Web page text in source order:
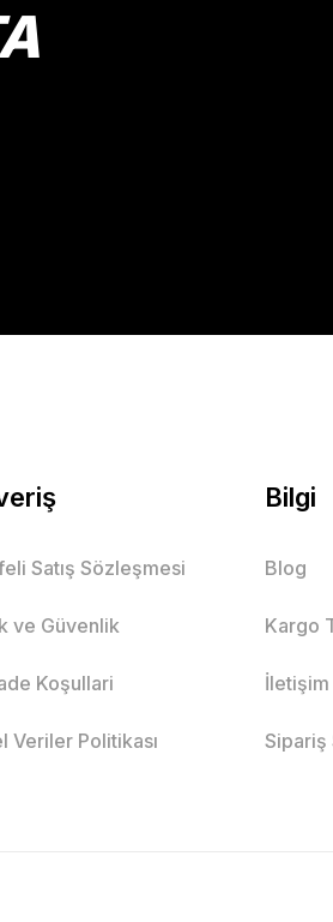
Satış Sözleşmesi
ve Güvenlik
Koşullari
Veriler Politikası
Bilgi
Blog
Kargo
İletişim
Sipariş